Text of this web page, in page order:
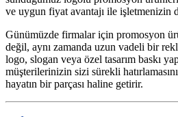
ve uygun fiyat avantajı ile işletmenizin
Günümüzde firmalar için promosyon
değil, aynı zamanda uzun vadeli bir
logo, slogan veya özel tasarım baskı
müşterilerinizin sizi sürekli
hayatın bir parçası haline getirir.